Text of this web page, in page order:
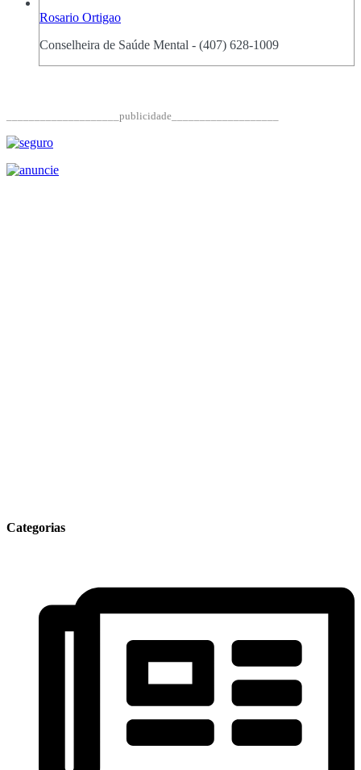
Rosario Ortigao
Conselheira de Saúde Mental - (407) 628-1009
____________________publicidade___________________
Categorias